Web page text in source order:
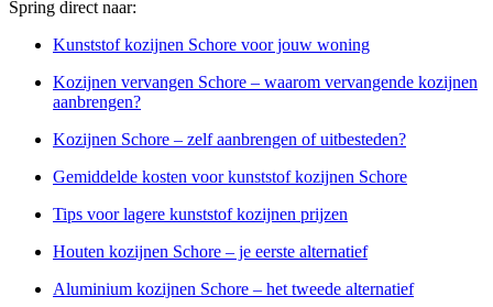
Spring direct naar:
Kunststof kozijnen Schore voor jouw woning
Kozijnen vervangen Schore – waarom vervangende kozijnen
aanbrengen?
Kozijnen Schore – zelf aanbrengen of uitbesteden?
Gemiddelde kosten voor kunststof kozijnen Schore
Tips voor lagere kunststof kozijnen prijzen
Houten kozijnen Schore – je eerste alternatief
Aluminium kozijnen Schore – het tweede alternatief